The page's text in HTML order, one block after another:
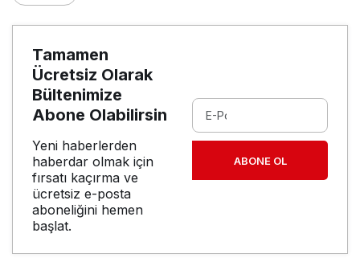
Tamamen
Ücretsiz Olarak
Bültenimize
Abone Olabilirsin
Yeni haberlerden
haberdar olmak için
fırsatı kaçırma ve
ücretsiz e-posta
aboneliğini hemen
başlat.
ABONE OL